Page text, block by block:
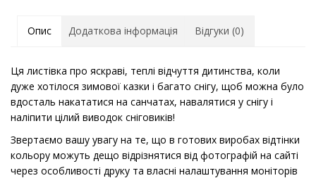
ь
Опис Додаткова інформація Відгуки (0)
Ця листівка про яскраві, теплі відчуття дитинства, коли
дуже хотілося зимової казки і багато снігу, щоб можна було
вдосталь накататися на санчатах, навалятися у снігу і
наліпити цілий виводок сніговиків!
Звертаємо вашу увагу на те, що в готових виробах відтінки
кольору можуть дещо відрізнятися від фотографій на сайті
через особливості друку та власні налаштування моніторів